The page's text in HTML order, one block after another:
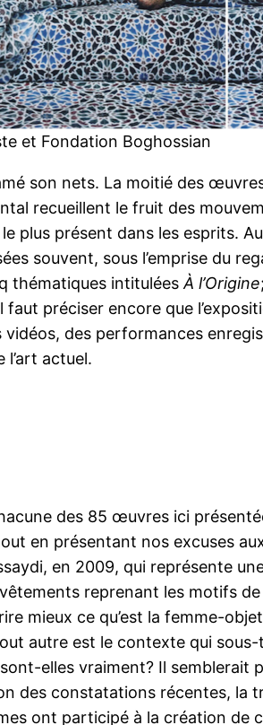
et Fondation Boghossian
son nets. La moitié des
recueillent le fruit des
plus présent dans les esprits.
souvent, sous l’emprise du
thématiques intituléesÀ l’Origine;
faut préciser encore que
des performances
actuel.
des 85 œuvres ici
en présentant nos excuses
en 2009, qui représente
reprenant les motifs
mieux ce qu’est la femme-
autre est le contexte qui
elles vraiment? Il semblerait
des constatations récentes, la
ont participé à la création de